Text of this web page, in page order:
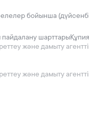
бойынша
және дамыту
және дамыту
пайдалану шарттары